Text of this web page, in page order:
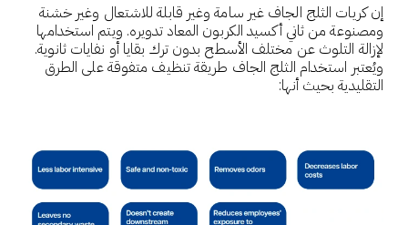
إن كريات الثلج الجاف غير سامة وغير قابلة للاشتعال وغير خشنة
ومصنوعة من ثاني أكسيد الكربون المعاد تدويره. ويتم استخدامها
لإزالة التلوث عن مختلف الأسطح بدون ترك بقايا أو نفايات ثانوية.
ويُعتبر استخدام الثلج الجاف طريقة تنظيف متفوقة على الطرق
التقليدية بحيث أنها: